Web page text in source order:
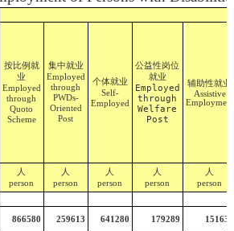
按比例就
业
Employed
through
Quoto
Scheme
集中就业
Employed
through
PWDs-
Oriented
Post
个体就业
Self-
Employed
公益性岗位
就业
Employed
through
Welfare
Post
辅助性就业
Assistive
Employment
人
person
人
person
人
person
人
person
人
person
866580 259613 641280 179289 151636